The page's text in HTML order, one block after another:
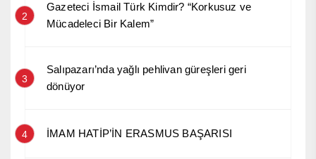
2
Gazeteci İsmail Türk Kimdir? “Korkusuz ve
Mücadeleci Bir Kalem”
3
Salıpazarı’nda yağlı pehlivan güreşleri geri
dönüyor
4 İMAM HATİP’İN ERASMUS BAŞARISI